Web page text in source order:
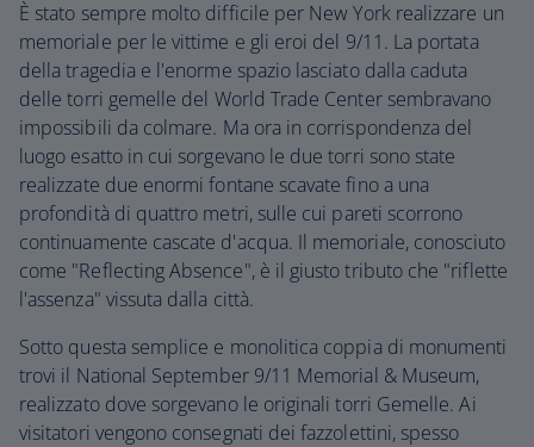
È stato sempre molto difficile per New York realizzare un
memoriale per le vittime e gli eroi del 9/11. La portata
della tragedia e l'enorme spazio lasciato dalla caduta
delle torri gemelle del World Trade Center sembravano
impossibili da colmare. Ma ora in corrispondenza del
luogo esatto in cui sorgevano le due torri sono state
realizzate due enormi fontane scavate fino a una
profondità di quattro metri, sulle cui pareti scorrono
continuamente cascate d'acqua. Il memoriale, conosciuto
come "Reflecting Absence", è il giusto tributo che "riflette
l'assenza" vissuta dalla città.
Sotto questa semplice e monolitica coppia di monumenti
trovi il National September 9/11 Memorial & Museum,
realizzato dove sorgevano le originali torri Gemelle. Ai
visitatori vengono consegnati dei fazzolettini, spesso